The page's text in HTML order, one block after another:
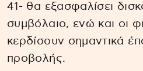
41- θα εξασφαλίσει
συμβόλαιο, ενώ και οι
κερδίσουν σημαντικά
προβολής.